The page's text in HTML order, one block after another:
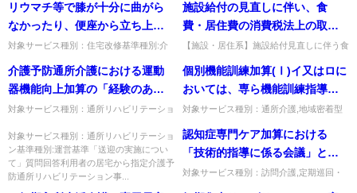
可能か。
報酬「リハビリテーションマネジメント加
算」質問一事業所が、利用...
定の基礎としない（月6回以上で
あって初めて算定できる）」と
あるが、例えば嘱託医が内科医
と精神科医の2名であり、配置医
師としての勤務回数がそれぞれ
内科医が月4回、精神科医が月2
回である場合であっても、嘱託
医全体の訪問回数ではなく、嘱
をみて加算の算定を考えるとい
療養指導加算を算定できるか。精神科嘱託
医が療養指導を行っていれば...
リウマチ等で膝が十分に曲がら
なかったり、便座から立ち上が
るのがきつい場合等に、既存の
たい場合、次の工事は便器の取
替として住宅改修の支給対象と
なるか。 ①洋式便器をかさ上げ
する工事 ②便座の高さが高い洋
式便器に取り替える場合 ③補高
便座を用いて座面の高さを高く
する場合
対象サービス種別：住宅改修基準種別:介
チ等で膝が十分に曲がらなかったり、便座
から立ち上がるのがきつい場...
施設給付の見直しに伴い、食
費・居住費の消費税法上の取扱
いはどうなるのか。
【施設・居住系】施設給付見直しに伴う食
食費・居住費を除き、従前どおり非課税と
して取り扱う。出典：平成1...
介護予防通所介護における運動
器機能向上加算の「経験のある
介護職員」とは何か。
対象サービス種別：通所リハビリテーショ
護・通所リハビリテーション （選択的サ
ービス：運動器機能向上加算）...
個別機能訓練加算(Ⅰ)イ又はロに
おいては、専ら機能訓練指導員
の職務に従事する理学療法士等
通所介護（指定地域密着型通所
介護）事業所に配置が義務づけ
られている管理者がこれを兼ね
対象サービス種別：通所介護,地域密着型
ら機能訓練指導員の職務に従事する理学療
法士等を兼務した場合の個別...
対象サービス種別：通所リハビリテーショ
ン基準種別:運営基準「送迎の実施につい
て」質問回答利用者の居宅から指定介護予
防通所リハビリテーション事...
認知症専門ケア加算における
「技術的指導に係る会議」と、
特定事業所加算やサービス提供
対象サービス種別：訪問介護,定期巡回・